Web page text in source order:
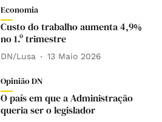
Economia
Custo do trabalho aumenta 4,9%
no 1.º trimestre
DN/Lusa 13 Maio 2026
Opinião DN
O país em que a Administração
queria ser o legislador